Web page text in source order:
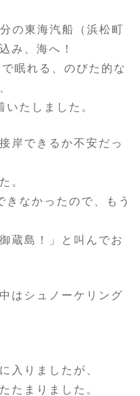
の東海汽船（浜松町
み、海へ！
眠れる、のびた的な
たしました。
岸できるか不安だっ
。
きなかったので、もう
蔵島！」と叫んでお
はシュノーケリング
入りましたが、
たまりました。